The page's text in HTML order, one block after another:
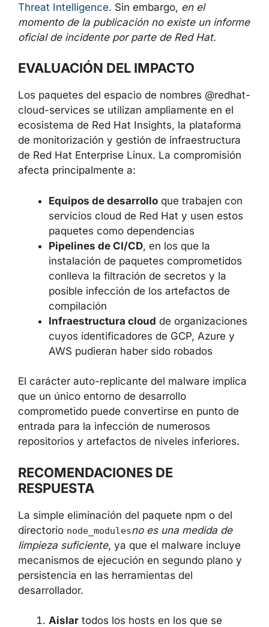
incidente ha sido confirmado por numerosos
equipos de investigación independientes,
entre ellosAikido Security,StepSecurityy
el momento de la publicación no existe un
Hat
EVALUACIÓN DEL IMPACTO
Los paquetes del espacio de nombres
@redhat-cloud-services se utilizan
Insights, la plataforma de monitorización y
gestión de infraestructura de Red Hat
Enterprise Linux. La compromisión afecta
principalmente a:
Equipos de desarrolloque trabajen
con servicios cloud de Red Hat y usen
estos paquetes como dependencias
Pipelines de CI/CD, en los que la
instalación de paquetes comprometidos
conlleva la filtración de secretos y la
compilación
Infraestructura cloudde
organizaciones cuyos identificadores
de GCP, Azure y AWS pudieran haber
sido robados
El carácter auto-replicante del malware
implica que un único entorno de desarrollo
entrada para la infección de numerosos
repositorios y artefactos de niveles inferiores.
RECOMENDACIONES DE
RESPUESTA
directorionode_modulesno es una medida de